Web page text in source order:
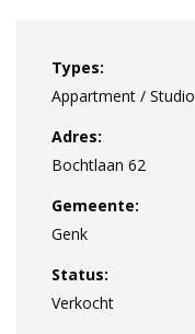
Types:
Appartment / Studio
Adres:
Bochtlaan 62
Gemeente:
Genk
Status:
Verkocht